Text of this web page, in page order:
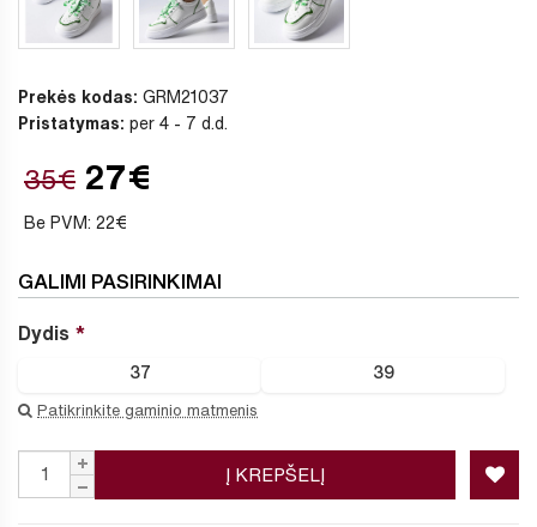
Prekės kodas: GRM21037
Pristatymas: per 4 - 7 d.d.
35€ 27€
Be PVM: 22€
GALIMI PASIRINKIMAI
Dydis
37 39
Patikrinkite gaminio matmenis
Į KREPŠELĮ